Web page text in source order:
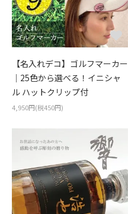
【名入れデコ】ゴルフマーカー
｜25色から選べる！イニシャ
ル ハットクリップ付
4,950円(税450円)